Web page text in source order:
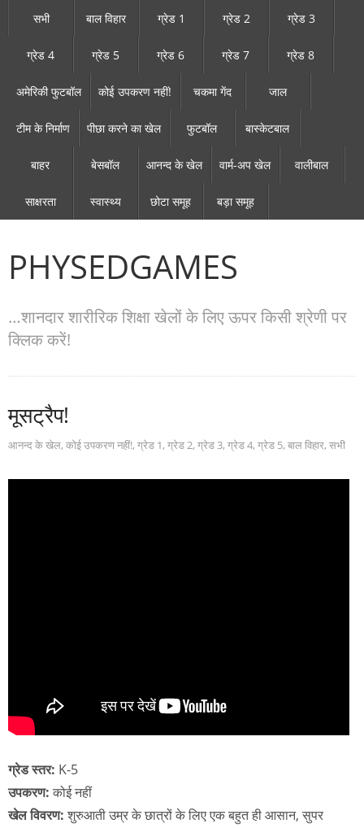
सभी बाल विहार ग्रेड 1 ग्रेड 2 ग्रेड 3
ग्रेड 4 ग्रेड 5 ग्रेड 6 ग्रेड 7 ग्रेड 8
अमेरिकी फुटबॉल कोई उपकरण नहीं! चकमा गेंद जाल
टीम के निर्माण पीछा करने का खेल फुटबॉल बास्केटबाल
बाहर बेसबॉल आनन्द के खेल वार्म-अप खेल वालीबाल
साक्षरता स्वास्थ्य छोटा समूह बड़ा समूह
PHYSEDGAMES
…शानदार शारीरिक शिक्षा खेलों के लिए ऊपर किसी श्रेणी पर
क्लिक करें!
मूसट्रैप!
आनन्द के खेल, कोई उपकरण नहीं!, ग्रेड 1, ग्रेड 2, ग्रेड 3, ग्रेड 4, ग्रेड 5, बाल विहार, सभी
ग्रेड स्तर: K-5
उपकरण: कोई नहीं
खेल विवरण: शुरुआती उम्र के छात्रों के लिए एक बहुत ही आसान, सुपर